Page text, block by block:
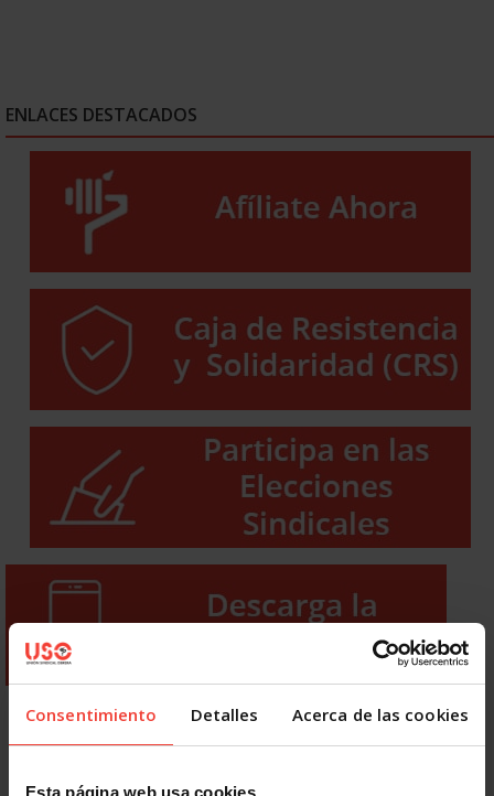
Consentimiento Detalles Acerca de las cookies
Esta página web usa cookies
ENLACES DESTACADOS